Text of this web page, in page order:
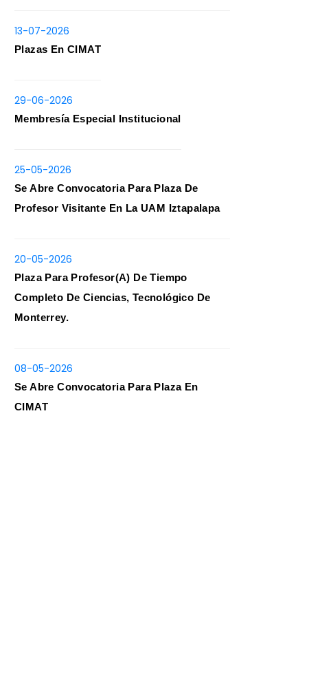
13-07-2026
Plazas En CIMAT
29-06-2026
Membresía Especial Institucional
25-05-2026
Se Abre Convocatoria Para Plaza De
Profesor Visitante En La UAM Iztapalapa
20-05-2026
Plaza Para Profesor(a) De Tiempo
Completo De Ciencias, Tecnológico De
Monterrey.
08-05-2026
Se Abre Convocatoria Para Plaza En
CIMAT